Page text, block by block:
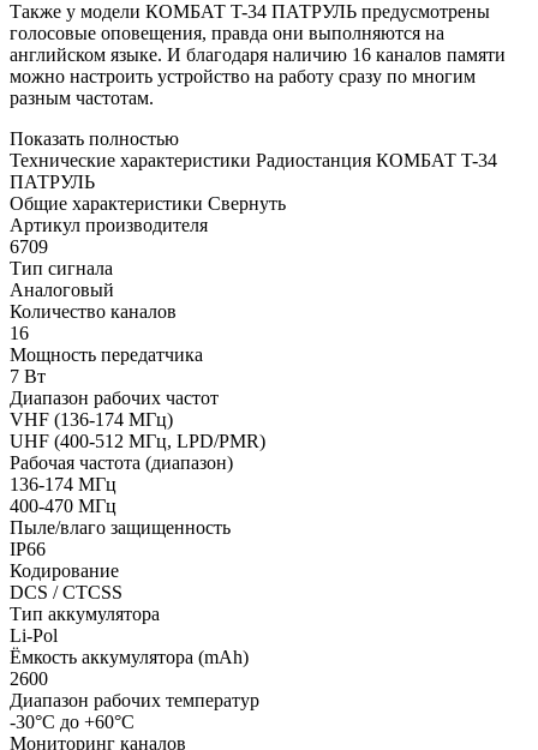
Также у модели КОМБАТ T-34 ПАТРУЛЬ предусмотрены
голосовые оповещения, правда они выполняются на
английском языке. И благодаря наличию 16 каналов памяти
можно настроить устройство на работу сразу по многим
разным частотам.
Показать полностью
Технические характеристики Радиостанция КОМБАТ T-34
ПАТРУЛЬ
Общие характеристики Свернуть
Артикул производителя
6709
Тип сигнала
Аналоговый
Количество каналов
16
Мощность передатчика
7 Вт
Диапазон рабочих частот
VHF (136-174 МГц)
UHF (400-512 МГц, LPD/PMR)
Рабочая частота (диапазон)
136-174 МГц
400-470 МГц
Пыле/влаго защищенность
IP66
Кодирование
DCS / CTCSS
Тип аккумулятора
Li-Pol
Ёмкость аккумулятора (mAh)
2600
Диапазон рабочих температур
-30°С до +60°С
Мониторинг каналов